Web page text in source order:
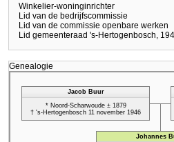
Winkelier-woninginrichter
Lid van de bedrijfscommissie
Lid van de commissie openbare werken
Lid gemeenteraad 's-Hertogenbosch,
Genealogie